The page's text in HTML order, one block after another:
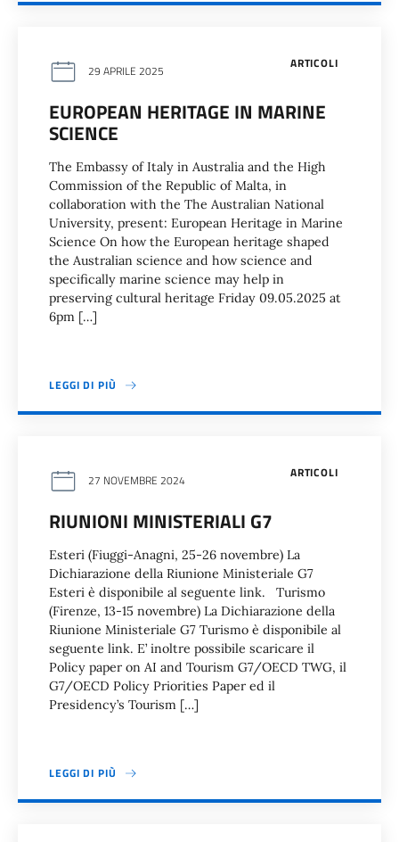
ARTICOLI
29 APRILE 2025
EUROPEAN HERITAGE IN MARINE
SCIENCE
The Embassy of Italy in Australia and the High
Commission of the Republic of Malta, in
collaboration with the The Australian National
University, present: European Heritage in Marine
Science On how the European heritage shaped
the Australian science and how science and
specifically marine science may help in
preserving cultural heritage Friday 09.05.2025 at
6pm […]
LEGGI DI PIÙ
ARTICOLI
27 NOVEMBRE 2024
RIUNIONI MINISTERIALI G7
Esteri (Fiuggi-Anagni, 25-26 novembre) La
Dichiarazione della Riunione Ministeriale G7
Esteri è disponibile al seguente link. Turismo
(Firenze, 13-15 novembre) La Dichiarazione della
Riunione Ministeriale G7 Turismo è disponibile al
seguente link. E’ inoltre possibile scaricare il
Policy paper on AI and Tourism G7/OECD TWG, il
G7/OECD Policy Priorities Paper ed il
Presidency’s Tourism […]
LEGGI DI PIÙ